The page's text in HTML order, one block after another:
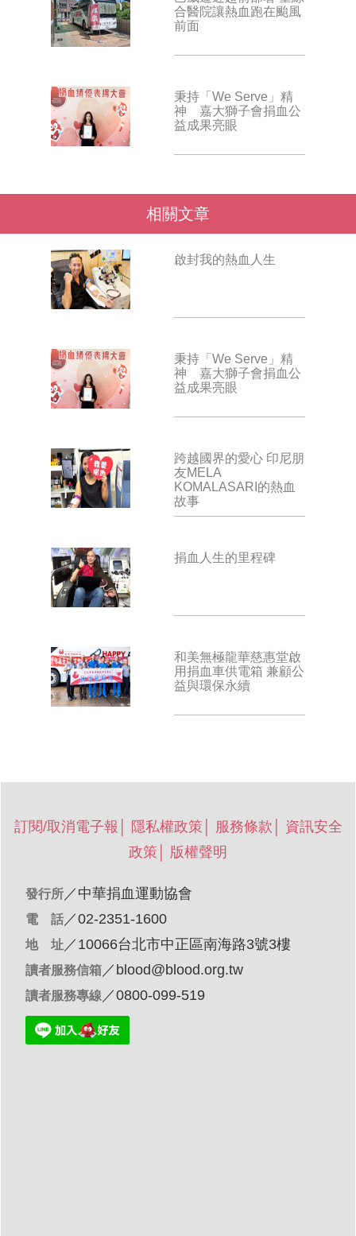
合醫院讓熱血跑在颱風
前面
秉持「We Serve」精
神 嘉大獅子會捐血公
益成果亮眼
相關文章
啟封我的熱血人生
秉持「We Serve」精
神 嘉大獅子會捐血公
益成果亮眼
跨越國界的愛心 印尼朋
友MELA
KOMALASARI的熱血
故事
捐血人生的里程碑
和美無極龍華慈惠堂啟
用捐血車供電箱 兼顧公
益與環保永續
訂閱/取消電子報 隱私權政策 服務條款
資訊安全
政策
版權聲明
發行所 ／ 中華捐血運動協會
電 話 ／02-2351-1600
地 址 ／10066台北市中正區南海路3號3樓
讀者服務信箱 ／ blood@blood.org.tw
讀者服務專線 ／0800-099-519